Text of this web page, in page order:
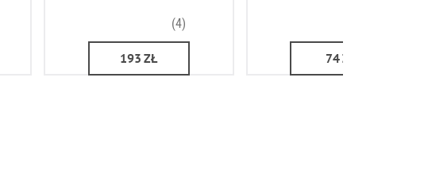
(4)
193 ZŁ 74ZŁ